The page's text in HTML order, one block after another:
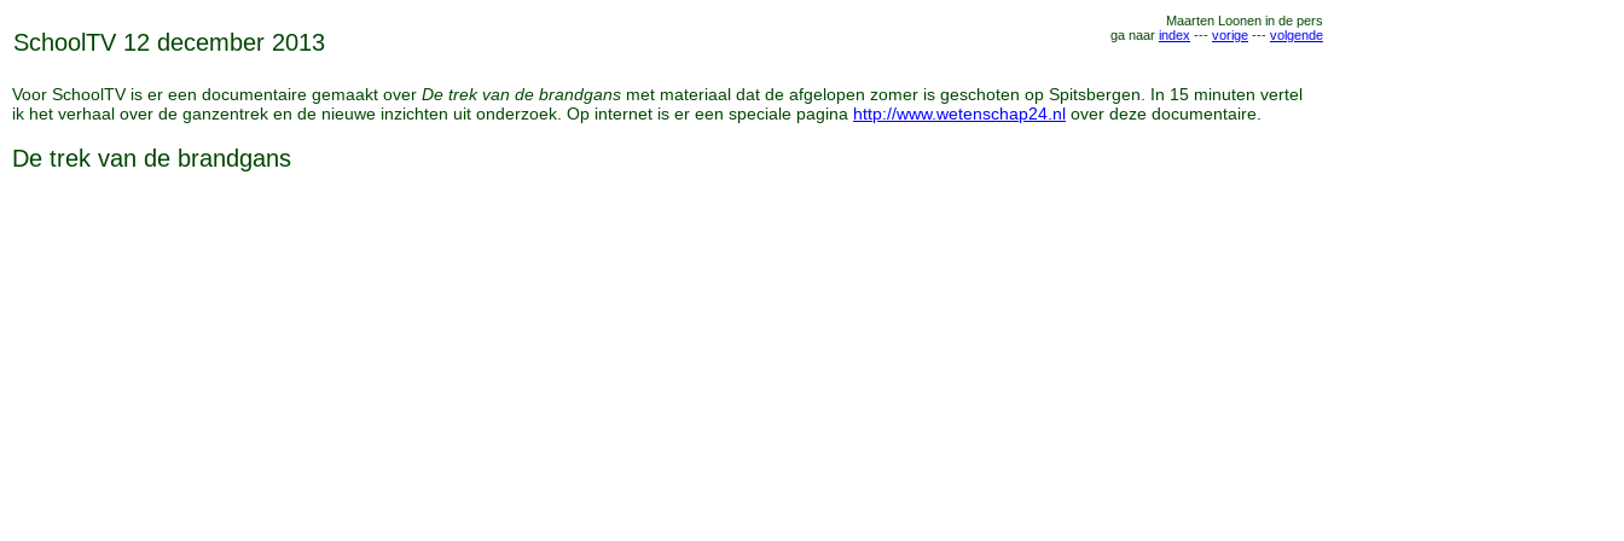
SchoolTV 12 december 2013
Maarten Loonen in de pers
ga naar index --- vorige --- volgende
Voor SchoolTV is er een documentaire gemaakt over De trek van de brandgans met materiaal dat de afgelopen zomer is geschoten op Spitsbergen. In 15 minuten vertel
ik het verhaal over de ganzentrek en de nieuwe inzichten uit onderzoek. Op internet is er een speciale pagina http://www.wetenschap24.nl over deze documentaire.
De trek van de brandgans